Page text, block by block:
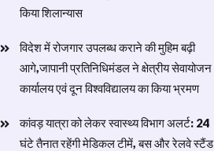
किया शिलान्यास
विदेश में रोजगार उपलब्ध कराने की मुहिम बढ़ी
आगे,जापानी प्रतिनिधिमंडल ने क्षेत्रीय सेवायोजन
कार्यालय एवं दून विश्वविद्यालय का किया भ्रमण
​कांवड़ यात्रा को लेकर स्वास्थ्य विभाग अलर्ट: 24
घंटे तैनात रहेंगी मेडिकल टीमें, बस और रेलवे स्टैंड